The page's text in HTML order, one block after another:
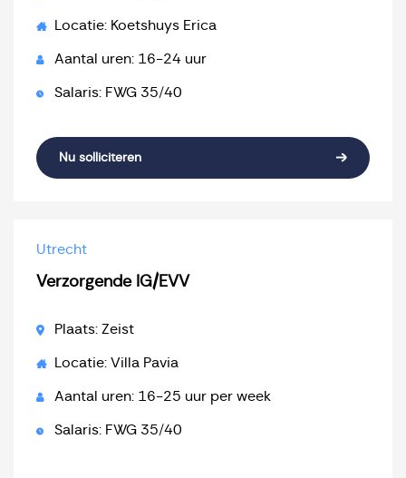
Locatie: Koetshuys Erica
Aantal uren: 16-24 uur
Salaris: FWG 35/40
Nu solliciteren
Utrecht
Verzorgende IG/EVV
Plaats: Zeist
Locatie: Villa Pavia
Aantal uren: 16-25 uur per week
Salaris: FWG 35/40